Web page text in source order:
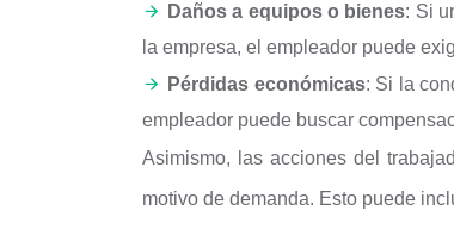
Daños a equipos o bienes: Si
la empresa, el empleador puede
Pérdidas económicas: Si la
empleador puede buscar
Asimismo, las acciones del
motivo de demanda. Esto puede